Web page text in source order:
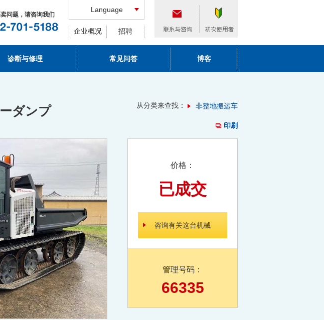
问题，请咨询我们
Language
企业概况 招聘
诊断与修理 常见问答 博客
ダンプ 从分类来查找： 非整地搬运车
印刷
价格：
已成交
咨询有关这台机械
管理号码：
66335